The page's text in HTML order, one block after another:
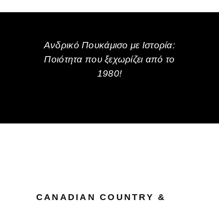
Ανδρικό Πουκάμισο με Ιστορία:
Ποιότητα που ξεχωρίζει από το
1980!
CANADIAN COUNTRY &